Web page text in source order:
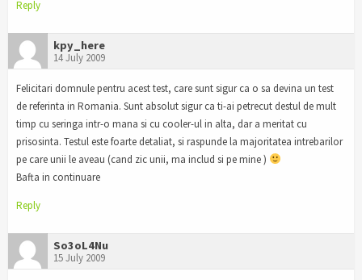
Reply
kpy_here
14 July 2009
Felicitari domnule pentru acest test, care sunt sigur ca o sa devina un test
de referinta in Romania. Sunt absolut sigur ca ti-ai petrecut destul de mult
timp cu seringa intr-o mana si cu cooler-ul in alta, dar a meritat cu
prisosinta. Testul este foarte detaliat, si raspunde la majoritatea intrebarilor
pe care unii le aveau (cand zic unii, ma includ si pe mine )
Bafta in continuare
Reply
So3oL4Nu
15 July 2009